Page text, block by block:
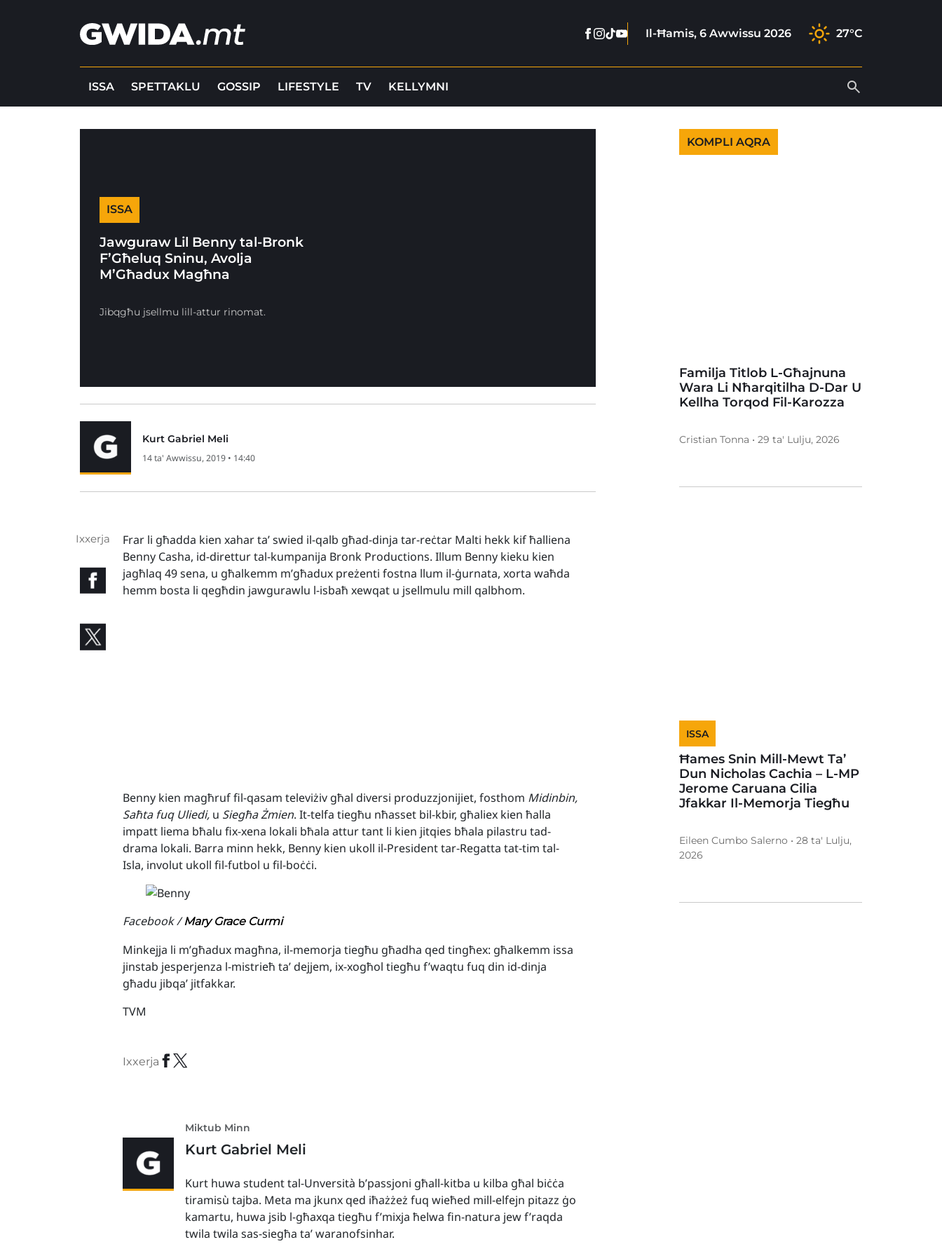
Facebook
Instagram
Tiktok
YoutubeIl-Ħamis, 6 Awwissu 2026 27°C
ISSA SPETTAKLU GOSSIP LIFESTYLE TV KELLYMNI
ISSA
Jawguraw Lil Benny tal-Bronk
F’Għeluq Sninu, Avolja
M’Għadux Magħna
Jibqgħu jsellmu lill-attur rinomat.
Kurt Gabriel Meli
14 ta' Awwissu, 2019 • 14:40
Ixxerja
Frar li għadda kien xahar ta’ swied il-qalb għad-dinja tar-reċtar Malti hekk kif ħalliena
Benny Casha, id-direttur tal-kumpanija Bronk Productions. Illum Benny kieku kien
jagħlaq 49 sena, u għalkemm m’għadux preżenti fostna llum il-ġurnata, xorta waħda
hemm bosta li qegħdin jawgurawlu l-isbaħ xewqat u jsellmulu mill qalbhom.
Benny kien magħruf fil-qasam televiżiv għal diversi produzzjonijiet, fosthom Midinbin,
Saħta fuq Uliedi, u Siegħa Żmien. It-telfa tiegħu nħasset bil-kbir, għaliex kien ħalla
impatt liema bħalu fix-xena lokali bħala attur tant li kien jitqies bħala pilastru tad-
drama lokali. Barra minn hekk, Benny kien ukoll il-President tar-Regatta tat-tim tal-
Isla, involut ukoll fil-futbol u fil-boċċi.
Facebook /Mary Grace Curmi
Minkejja li m’għadux magħna, il-memorja tiegħu għadha qed tingħex: għalkemm issa
jinstab jesperjenza l-mistrieħ ta’ dejjem, ix-xogħol tiegħu f’waqtu fuq din id-dinja
għadu jibqa’ jitfakkar.
TVM
Ixxerja
Miktub Minn
Kurt Gabriel Meli
Kurt huwa student tal-Unversità b’passjoni għall-kitba u kilba għal biċċa
tiramisù tajba. Meta ma jkunx qed iħażżeż fuq wieħed mill-elfejn pitazz ġo
kamartu, huwa jsib l-għaxqa tiegħu f’mixja ħelwa fin-natura jew f’raqda
twila twila sas-siegħa ta’ waranofsinhar.
KOMPLI AQRA
Familja Titlob L-Għajnuna
Wara Li Nħarqitilha D-Dar U
Kellha Torqod Fil-Karozza
Cristian Tonna • 29 ta' Lulju, 2026
ISSA
Ħames Snin Mill-Mewt Ta’
Dun Nicholas Cachia – L-MP
Jerome Caruana Cilia
Jfakkar Il-Memorja Tiegħu
Eileen Cumbo Salerno • 28 ta' Lulju,
2026